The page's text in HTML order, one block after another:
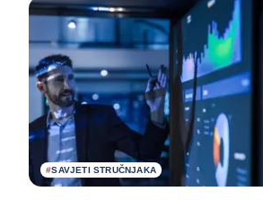
#SAVJETI STRUČNJAKA